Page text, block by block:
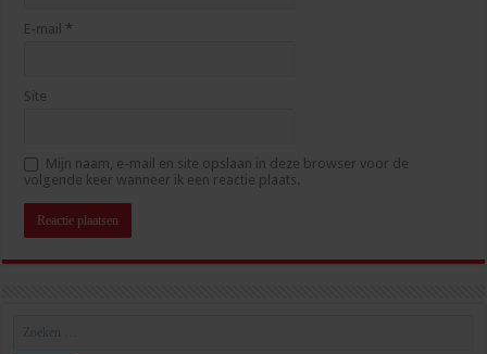
E-mail *
Site
Mijn naam, e-mail en site opslaan in deze browser voor de
volgende keer wanneer ik een reactie plaats.